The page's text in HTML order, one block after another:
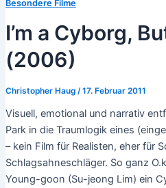
Besondere Filme
I’m a Cyborg,
(2006)
Christopher Haug /17. Februar 2011
Visuell, emotional und narrativ
Park in die Traumlogik eines
– kein Film für Realisten, eher für
Schlagsahneschläger. So ganz
Young-goon (Su-jeong Lim) ein